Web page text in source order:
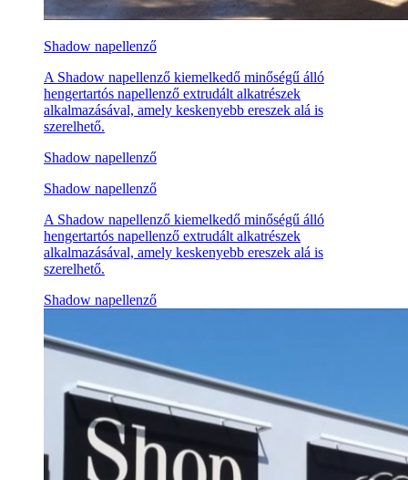
Shadow napellenző
A Shadow napellenző kiemelkedő minőségű álló
hengertartós napellenző extrudált alkatrészek
alkalmazásával, amely keskenyebb ereszek alá is
szerelhető.
Shadow napellenző
Shadow napellenző
A Shadow napellenző kiemelkedő minőségű álló
hengertartós napellenző extrudált alkatrészek
alkalmazásával, amely keskenyebb ereszek alá is
szerelhető.
Shadow napellenző